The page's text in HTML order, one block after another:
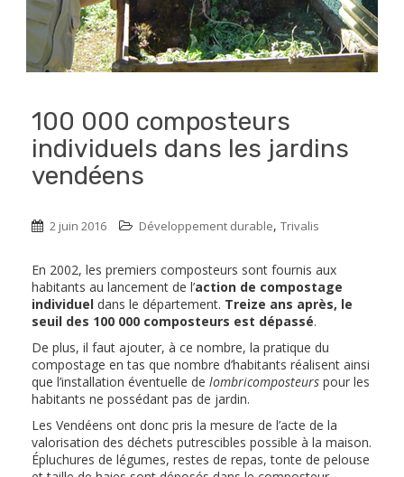
100 000 composteurs
individuels dans les jardins
vendéens
2 juin 2016 Développement durable, Trivalis
En 2002, les premiers composteurs sont fournis aux
habitants au lancement de l’action de compostage
individuel dans le département. Treize ans après, le
seuil des 100 000 composteurs est dépassé.
De plus, il faut ajouter, à ce nombre, la pratique du
compostage en tas que nombre d’habitants réalisent ainsi
que l’installation éventuelle de lombricomposteurs pour les
habitants ne possédant pas de jardin.
Les Vendéens ont donc pris la mesure de l’acte de la
valorisation des déchets putrescibles possible à la maison.
Épluchures de légumes, restes de repas, tonte de pelouse